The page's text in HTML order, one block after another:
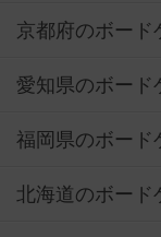
京都府のボード
愛知県のボード
福岡県のボード
北海道のボード